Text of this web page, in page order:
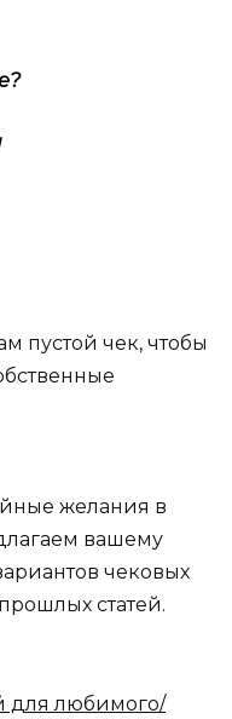
пустой чек, чтобы
желания в
вашему
чековых
статей.
для любимого/